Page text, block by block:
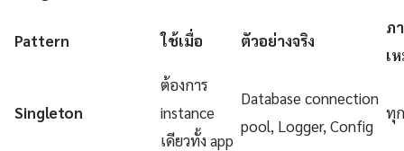
Pattern ใช้เมื่อ ตัวอย่างจริง
ภ
เ
Singleton
ต้องการ
instance
เดียวทั้ง app
Database connection
pool, Logger, Config
ทุ